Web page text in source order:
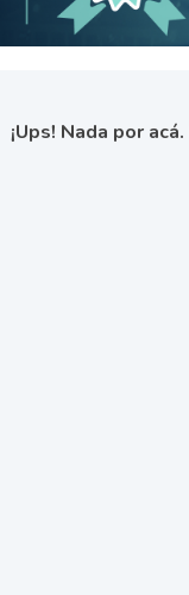
¡Ups! Nada por acá.